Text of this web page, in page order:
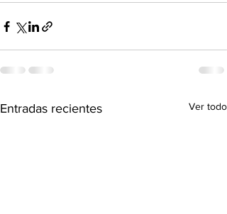
Entradas recientes Ver todo